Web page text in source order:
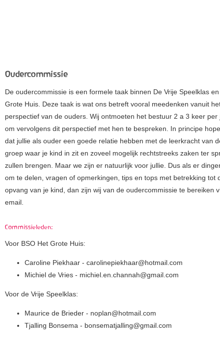
Oudercommissie
De oudercommissie is een formele taak binnen De Vrije Speelklas
Grote Huis. Deze taak is wat ons betreft vooral meedenken vanuit
perspectief van de ouders. Wij ontmoeten het bestuur 2 a 3 keer per
om vervolgens dit perspectief met hen te bespreken. In principe
dat jullie als ouder een goede relatie hebben met de leerkracht van
groep waar je kind in zit en zoveel mogelijk rechtstreeks zaken ter
zullen brengen. Maar we zijn er natuurlijk voor jullie. Dus als er
om te delen, vragen of opmerkingen, tips en tops met betrekking tot
opvang van je kind, dan zijn wij van de oudercommissie te bereiken
email.
Commissieleden:
Voor BSO Het Grote Huis:
Caroline Piekhaar - carolinepiekhaar@hotmail.com
Michiel de Vries - michiel.en.channah@gmail.com
Voor de Vrije Speelklas:
Maurice de Brieder - noplan@hotmail.com
Tjalling Bonsema - bonsematjalling@gmail.com